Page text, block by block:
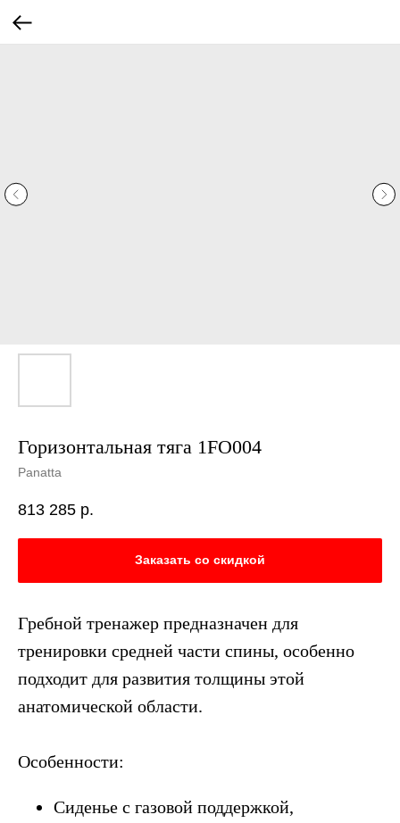
Горизонтальная тяга 1FO004
Panatta
813 285 р.
Заказать со скидкой
Гребной тренажер предназначен для
тренировки средней части спины, особенно
подходит для развития толщины этой
анатомической области.
Особенности:
Сиденье с газовой поддержкой,